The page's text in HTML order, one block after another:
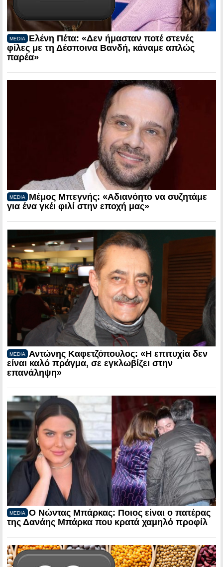
MEDIA
Ελένη Πέτα: «Δεν ήμασταν ποτέ στενές
φίλες με τη Δέσποινα Βανδή, κάναμε απλώς
παρέα»
MEDIA
Μέμος Μπεγνής: «Αδιανόητο να συζητάμε
για ένα γκέι φιλί στην εποχή μας»
MEDIA
Αντώνης Καφετζόπουλος: «Η επιτυχία δεν
είναι καλό πράγμα, σε εγκλωβίζει στην
επανάληψη»
MEDIA
Ο Νώντας Μπάρκας: Ποιος είναι ο πατέρας
της Δανάης Μπάρκα που κρατά χαμηλό προφίλ